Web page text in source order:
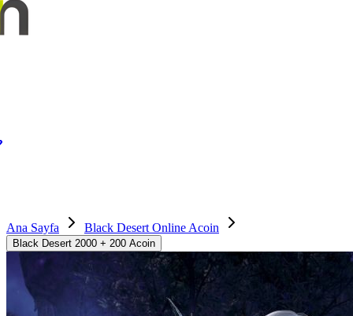
Ana Sayfa Black Desert Online Acoin
Black Desert 2000 + 200 Acoin